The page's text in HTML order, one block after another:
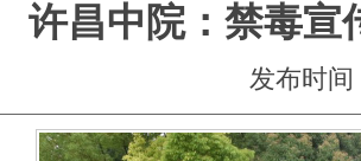
许昌中院：禁毒宣
发布时间